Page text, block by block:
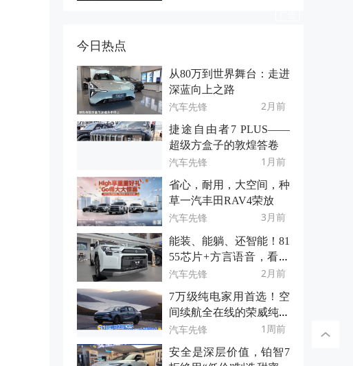
今日热点
从80万到世界舞台：走进
深蓝向上之路
汽车先锋 2月前
捷途自由者7 PLUS——
超级方盒子的敦煌答卷
汽车先锋 1月前
省心，耐用，大空间，种
草一汽丰田RAV4荣放
汽车先锋 3月前
能装、能躺、还智能！81
55芯片+方言语音，看全
能且优惠的全新荣放！
汽车先锋 2月前
7万级纯电家用首选！空
间续航全在线的荣威纯电
D6
汽车先锋 1周前
安全是深层价值，铂智7